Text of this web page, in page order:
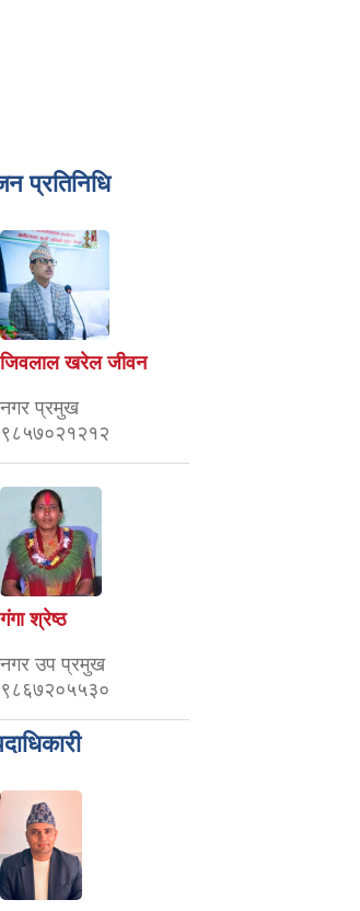
प्रतिनिधि
जिवलाल खरेल जीवन
नगर प्रमुख
९८५७०२१२१२
गंगा श्रेष्ठ
नगर उप प्रमुख
९८६७२०५५३०